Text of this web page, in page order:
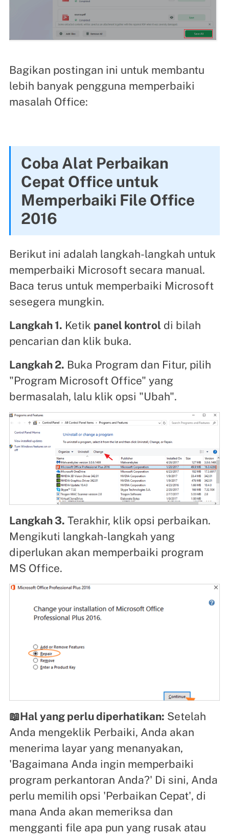
Bagikan postingan ini untuk membantu
lebih banyak pengguna memperbaiki
masalah Office:
Coba Alat Perbaikan
Cepat Office untuk
Memperbaiki File Office
2016
Berikut ini adalah langkah-langkah untuk
memperbaiki Microsoft secara manual.
Baca terus untuk memperbaiki Microsoft
sesegera mungkin.
Langkah 1. Ketik panel kontrol di bilah
pencarian dan klik buka.
Langkah 2. Buka Program dan Fitur, pilih
"Program Microsoft Office" yang
bermasalah, lalu klik opsi "Ubah".
Langkah 3. Terakhir, klik opsi perbaikan.
Mengikuti langkah-langkah yang
diperlukan akan memperbaiki program
MS Office.
📖Hal yang perlu diperhatikan: Setelah
Anda mengeklik Perbaiki, Anda akan
menerima layar yang menanyakan,
'Bagaimana Anda ingin memperbaiki
program perkantoran Anda?' Di sini, Anda
perlu memilih opsi 'Perbaikan Cepat', di
mana Anda akan memeriksa dan
mengganti file apa pun yang rusak atau